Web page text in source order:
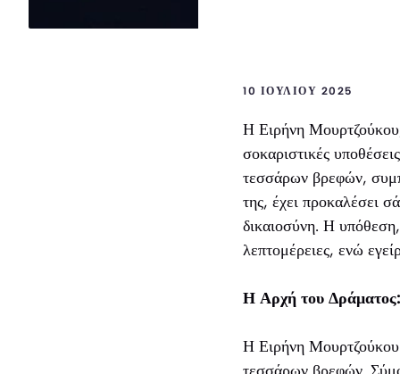
10 ΙΟΥΛΊΟΥ 2025
Η Ειρήνη Μουρτζούκου,
σοκαριστικές
τεσσάρων βρεφών,
της, έχει προκαλέσει
δικαιοσύνη. Η
λεπτομέρειες, ενώ
Η Αρχή του
Η Ειρήνη